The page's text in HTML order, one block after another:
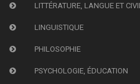
LITTÉRATURE, LANGUE ET
LINGUISTIQUE
PHILOSOPHIE
PSYCHOLOGIE, ÉDUCATION